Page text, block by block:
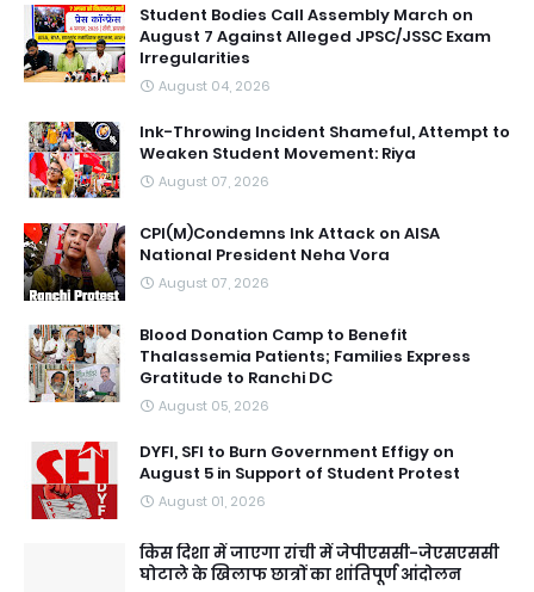
Student Bodies Call Assembly March on
August 7 Against Alleged JPSC/JSSC Exam
Irregularities
August 04, 2026
Ink-Throwing Incident Shameful, Attempt to
Weaken Student Movement: Riya
August 07, 2026
CPI(M)Condemns Ink Attack on AISA
National President Neha Vora
August 07, 2026
Blood Donation Camp to Benefit
Thalassemia Patients; Families Express
Gratitude to Ranchi DC
August 05, 2026
DYFI, SFI to Burn Government Effigy on
August 5 in Support of Student Protest
August 01, 2026
किस दिशा में जाएगा रांची में जेपीएससी-जेएसएससी
घोटाले के खिलाफ छात्रों का शांतिपूर्ण आंदोलन